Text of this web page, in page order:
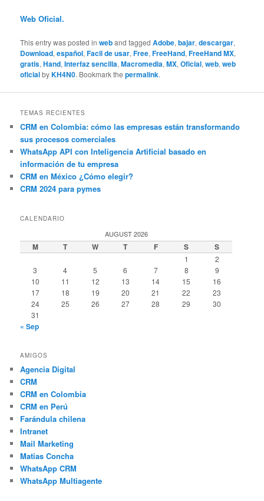
Web Oficial.
This entry was posted inweband taggedAdobe,bajar,descargar,
Download,español,Facil de usar,Free,FreeHand,FreeHand MX,
gratis,Hand,Interfaz sencilla,Macromedia,MX,Oficial,web,web
oficialbyKH4N0. Bookmark thepermalink.
TEMAS RECIENTES
CRM en Colombia: cómo las empresas están transformando
sus procesos comerciales
WhatsApp API con Inteligencia Artificial basado en
información de tu empresa
CRM en México ¿Cómo elegir?
CRM 2024 para pymes
CALENDARIO
AUGUST 2026
M T W T F S S
1
2
3
4 5 6 7 8
9
10
11 12 13 14 15
16
17
18 19 20 21 22
23
24
25 26 27 28 29
30
31
« Sep
AMIGOS
Agencia Digital
CRM
CRM en Colombia
CRM en Perú
Farándula chilena
Intranet
Mail Marketing
Matias Concha
WhatsApp CRM
WhatsApp Multiagente